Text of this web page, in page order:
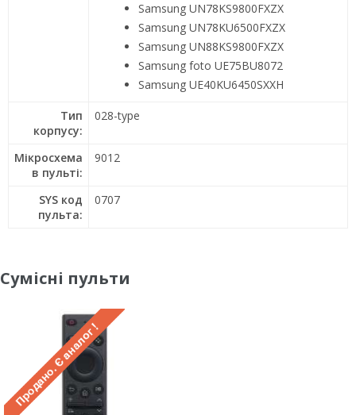
Samsung UN78KS9800FXZX
Samsung UN78KU6500FXZX
Samsung UN88KS9800FXZX
Samsung foto UE75BU8072
Samsung UE40KU6450SXXH
Тип
корпусу:
028-type
Мікросхема
в пульті:
9012
SYS код
пульта:
0707
Сумісні пульти